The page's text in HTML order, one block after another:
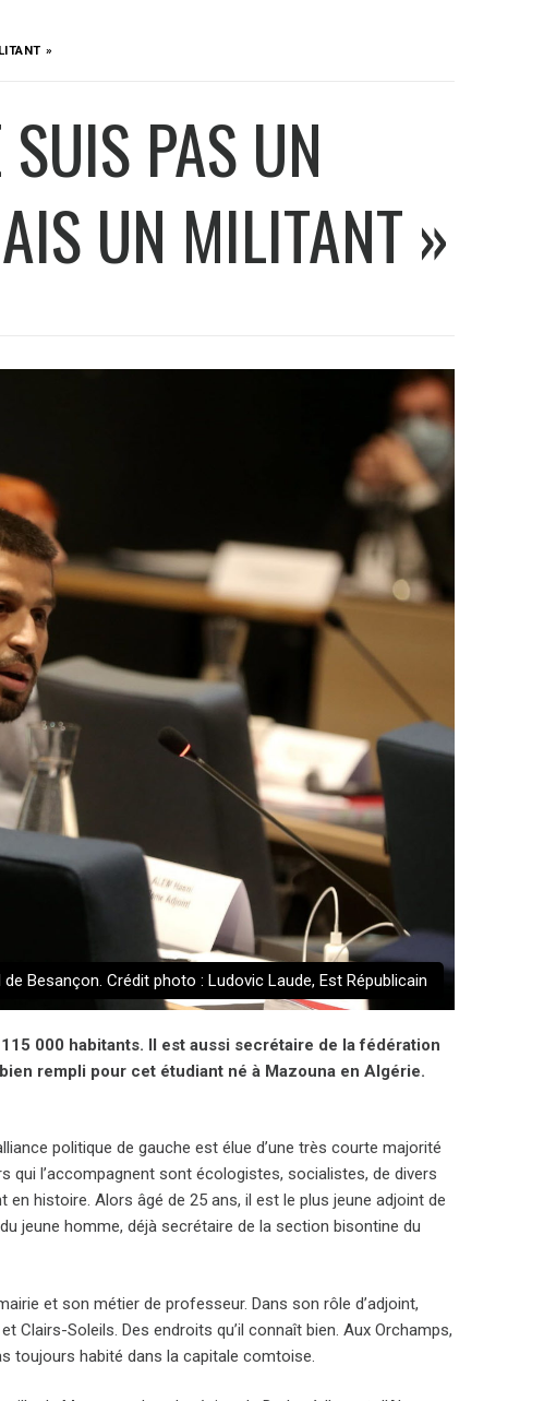
»
PAS UN
UN MILITANT »
Besançon. Crédit photo : Ludovic Laude, Est Républicain
000 habitants. Il est aussi secrétaire de la fédération
rempli pour cet étudiant né à Mazouna en Algérie.
politique de gauche est élue d’une très courte majorité
qui l’accompagnent sont écologistes, socialistes, de divers
histoire. Alors âgé de 25 ans, il est le plus jeune adjoint de
jeune homme, déjà secrétaire de la section bisontine du
et son métier de professeur. Dans son rôle d’adjoint,
Clairs-Soleils. Des endroits qu’il connaît bien. Aux Orchamps,
toujours habité dans la capitale comtoise.